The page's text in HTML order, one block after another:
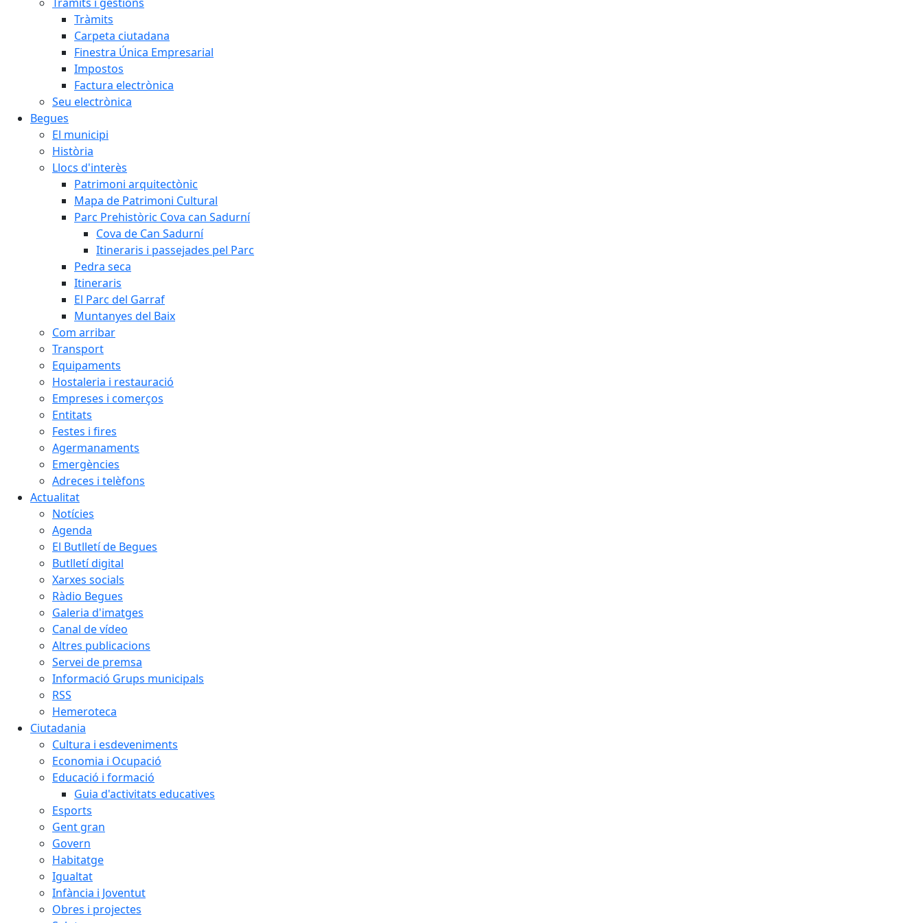
Tràmits
Carpeta ciutadana
Finestra Única Empresarial
Impostos
Factura electrònica
Seu electrònica
Begues
El municipi
Història
Llocs d'interès
Patrimoni arquitectònic
Mapa de Patrimoni Cultural
Parc Prehistòric Cova can Sadurní
Cova de Can Sadurní
Itineraris i passejades pel Parc
Pedra seca
Itineraris
El Parc del Garraf
Muntanyes del Baix
Com arribar
Transport
Equipaments
Hostaleria i restauració
Empreses i comerços
Entitats
Festes i fires
Agermanaments
Emergències
Adreces i telèfons
Actualitat
Notícies
Agenda
El Butlletí de Begues
Butlletí digital
Xarxes socials
Ràdio Begues
Galeria d'imatges
Canal de vídeo
Altres publicacions
Servei de premsa
Informació Grups municipals
RSS
Hemeroteca
Ciutadania
Cultura i esdeveniments
Economia i Ocupació
Educació i formació
Guia d'activitats educatives
Esports
Gent gran
Govern
Habitatge
Igualtat
Infància i Joventut
Obres i projectes